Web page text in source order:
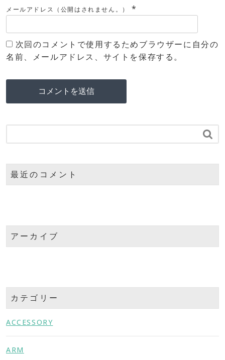
メールアドレス（公開はされません。） *
次回のコメントで使用するためブラウザーに自分の
名前、メールアドレス、サイトを保存する。

最近のコメント
アーカイブ
カテゴリー
ACCESSORY
ARM